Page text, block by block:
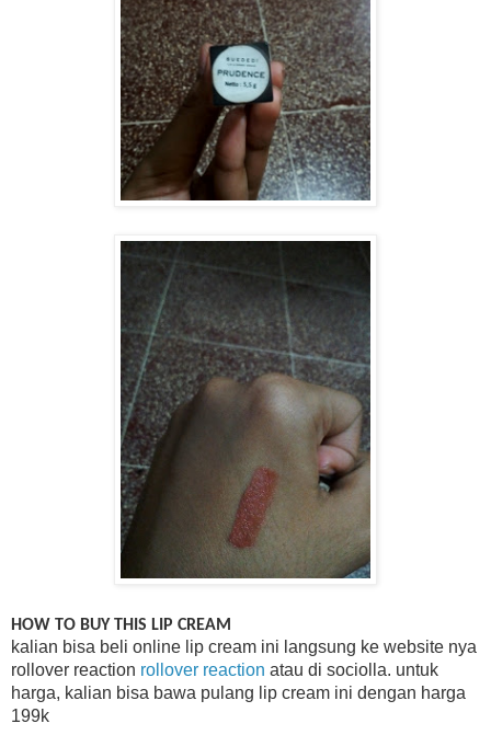
HOW TO BUY THIS LIP CREAM
kalian bisa beli online lip cream ini langsung ke website nya
rollover reaction rollover reaction atau di sociolla. untuk
harga, kalian bisa bawa pulang lip cream ini dengan harga
199k